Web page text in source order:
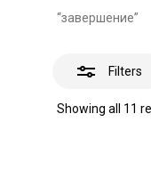
“завершение”
Filters
Showing all 11